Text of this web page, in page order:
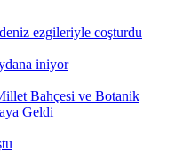
ezgileriyle coşturdu
iniyor
Bahçesi ve Botanik
Geldi